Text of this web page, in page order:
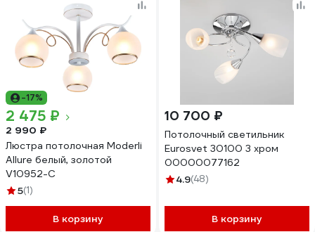
-17%
2 475 ₽
2 990 ₽
Люстра потолочная Moderli
Allure белый, золотой
V10952-C
5(1)
В корзину
10 700 ₽
Потолочный светильник
Eurosvet 30100 3 хром
00000077162
4.9(48)
В корзину